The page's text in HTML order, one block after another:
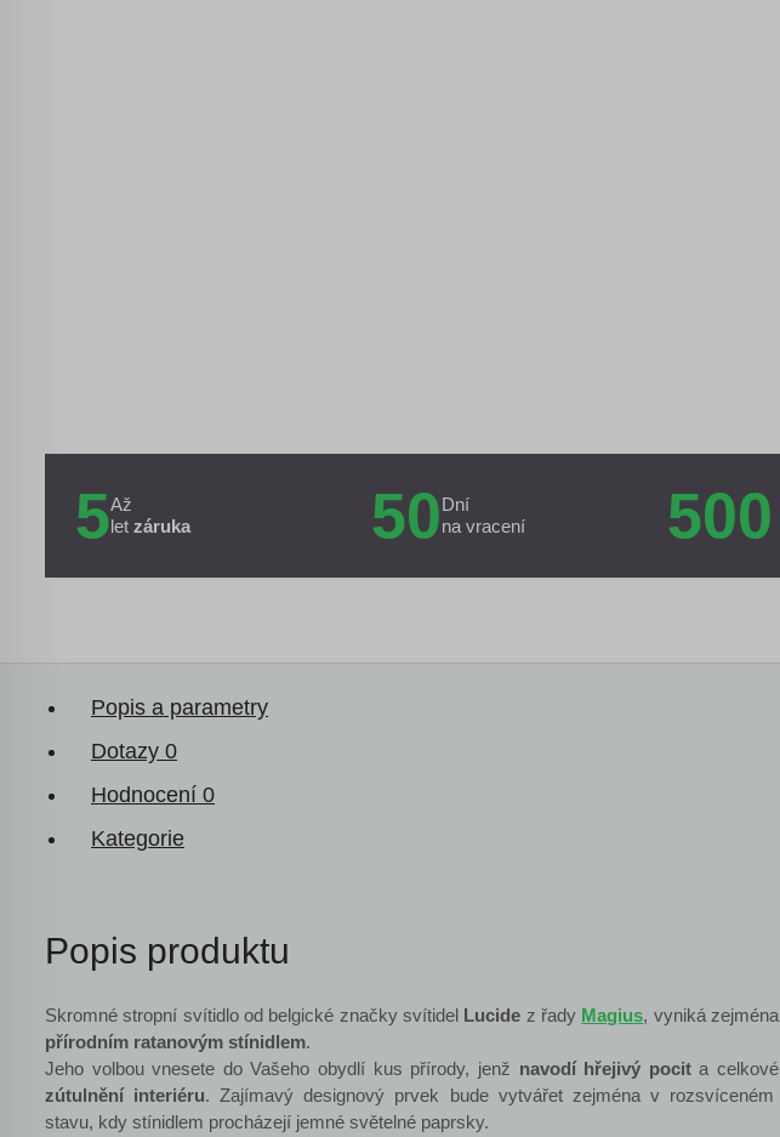
5Až
let záruka 50Dní
na vracení
500
Popis a parametry
Dotazy 0
Hodnocení 0
Kategorie
Popis produktu
Skromné stropní svítidlo od belgické značky svítidel Lucide z řady Magius, vyniká zejména
přírodním ratanovým stínidlem.
Jeho volbou vnesete do Vašeho obydlí kus přírody, jenž navodí hřejivý pocita celkové
zútulnění interiéru. Zajímavý designový prvek bude vytvářet zejména v rozsvíceném
stavu, kdy stínidlem procházejí jemné světelné paprsky.